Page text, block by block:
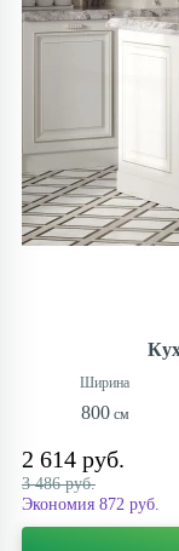
800
2 614 руб.
3 486 руб.
Экономия 872 руб.